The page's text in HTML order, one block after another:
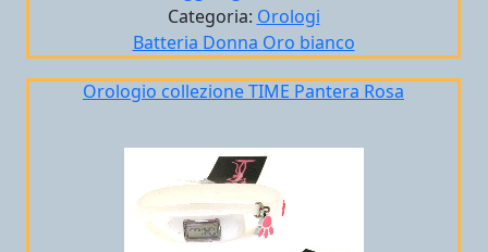
Categoria: Orologi
Batteria Donna Oro bianco
Orologio collezione TIME Pantera Rosa